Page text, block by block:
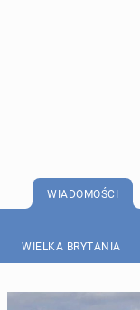
WIADOMOŚCI
WIELKA BRYTANIA